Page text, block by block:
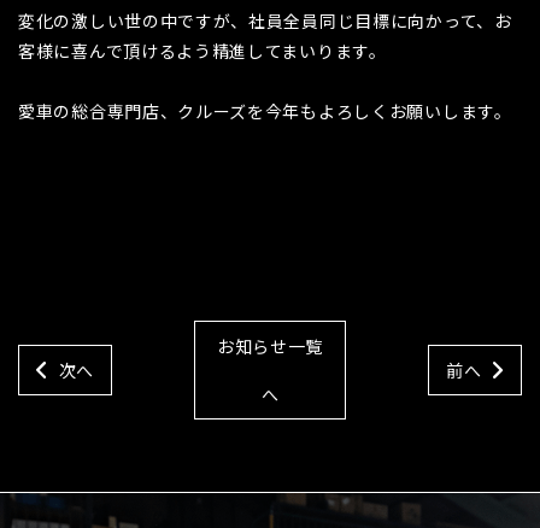
変化の激しい世の中ですが、社員全員同じ目標に向かって、お
客様に喜んで頂けるよう精進してまいります。
愛車の総合専門店、クルーズを今年もよろしくお願いします。
次へ
お知らせ一覧
へ
前へ